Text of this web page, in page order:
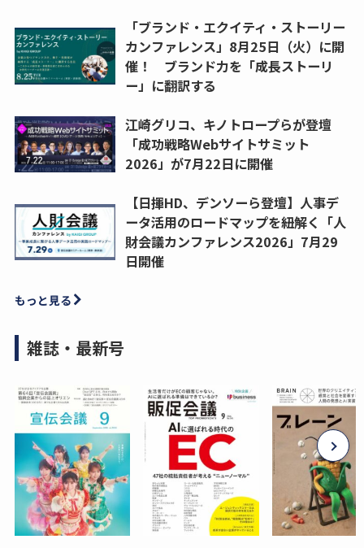
「ブランド・エクイティ・ストーリー
カンファレンス」8月25日（火）に開
催！ ブランド力を「成長ストーリ
ー」に翻訳する
江崎グリコ、キノトロープらが登壇
「成功戦略Webサイトサミット
2026」が7月22日に開催
【日揮HD、デンソーら登壇】人事デ
ータ活用のロードマップを紐解く「人
財会議カンファレンス2026」7月29
日開催
もっと見る
雑誌・最新号